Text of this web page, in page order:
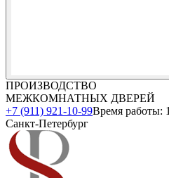
ПРОИЗВОДСТВО
МЕЖКОМНАТНЫХ ДВЕРЕЙ
+7 (911) 921-10-99Время работы:
Санкт-Петербург